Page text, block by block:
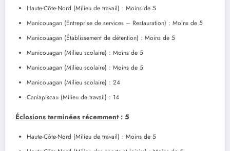
Haute-Côte-Nord (Milieu de travail) : Moins de 5
Manicouagan (Entreprise de services – Restauration) : Moins de 5
Manicouagan (Établissement de détention) : Moins de 5
Manicouagan (Milieu scolaire) : Moins de 5
Manicouagan (Milieu scolaire) : Moins de 5
Manicouagan (Milieu scolaire) : 24
Caniapiscau (Milieu de travail) : 14
Éclosions terminées récemment: 5
Haute-Côte-Nord (Milieu de travail) : Moins de 5